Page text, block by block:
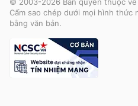
Cấm sao chép dưới mọi hình thức
bằng văn bản.